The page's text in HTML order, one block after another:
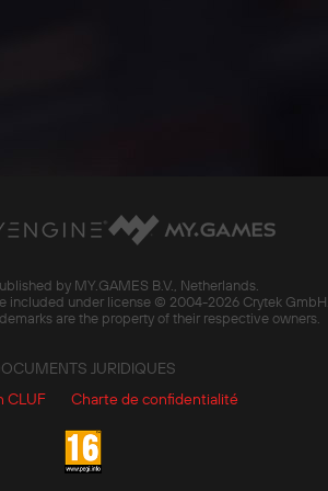
by MY.GAMES B.V., Netherlands.
included under license © 2004-2026 Crytek
are the property of their respective owners.
JURIDIQUES
CLUF
Charte de confidentialité